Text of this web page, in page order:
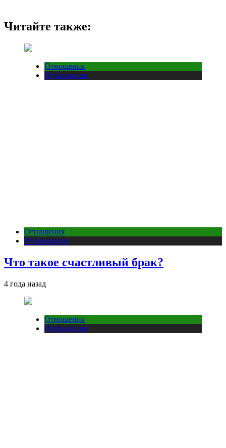
Читайте также:
Отношения
Публикации
Отношения
Публикации
Что такое счастливый брак?
4 года назад
Отношения
Публикации